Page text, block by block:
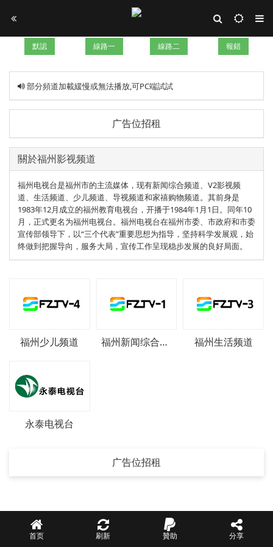
默認 線路一 線路二 報錯
部分頻道加載緩慢或無法播放,可PC端試試
广告位招租
關於福州影视频道
福州电视台是福州市的主流媒体，现有新闻综合频道、V2影视频
道、生活频道、少儿频道、导视频道和家禧购物频道。其前身是
1983年12月成立的福州教育电视台，开播于1984年1月1日。同年10
月，正式更名为福州电视台。福州电视台在福州市委、市政府和市委
宣传部领导下，以“三个代表”重要思想为指导，坚持科学发展观，始
终做到把握导向，服务大局，宣传工作呈现稳步发展的良好局面。
福州少儿频道 福州新闻综合频道 福州生活频道
永泰电视台
广告位招租
首页 刷新 贊助 分享